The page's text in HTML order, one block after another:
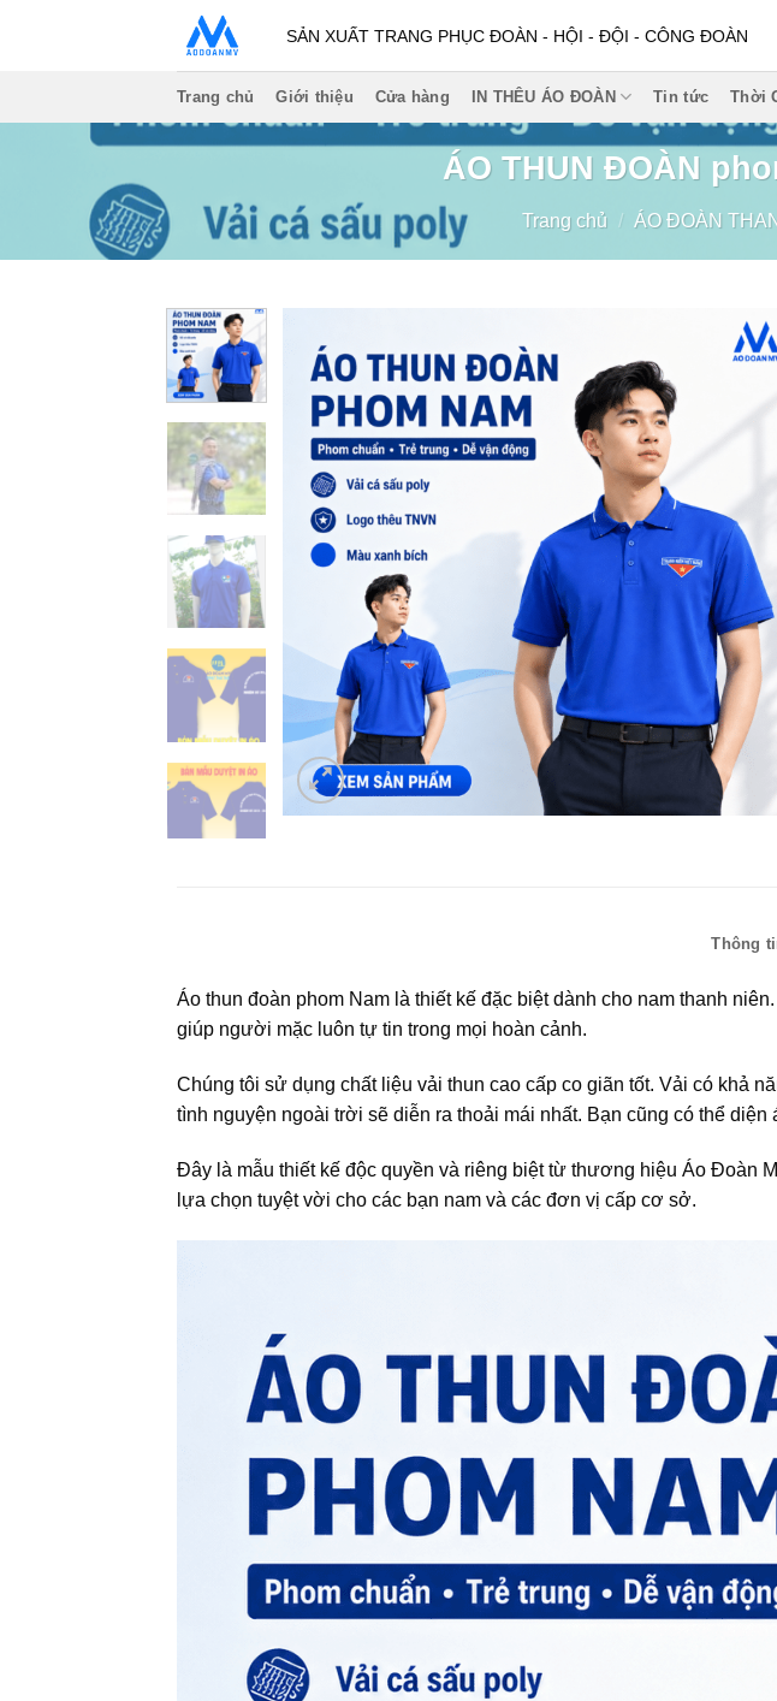
SẢN XUẤT TRANG PHỤC ĐOÀN - HỘI - ĐỘI - CÔNG ĐOÀN
Trang chủ Giới thiệu Cửa hàng IN THÊU ÁO ĐOÀN Tin tức Thời
ÁO THUN ĐOÀN
Trang chủ / ÁO ĐOÀN
Thông
Áo thun đoàn phom Nam là thiết kế đặc biệt dành cho nam thanh
giúp người mặc luôn tự tin trong mọi hoàn cảnh.
Chúng tôi sử dụng chất liệu vải thun cao cấp co giãn tốt. Vải có khả
tình nguyện ngoài trời sẽ diễn ra thoải mái nhất. Bạn cũng có thể
Đây là mẫu thiết kế độc quyền và riêng biệt từ thương hiệu Áo Đoàn
lựa chọn tuyệt vời cho các bạn nam và các đơn vị cấp cơ sở.